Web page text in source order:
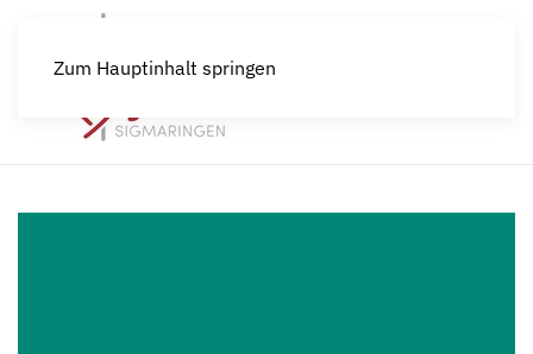
Zum Hauptinhalt springen